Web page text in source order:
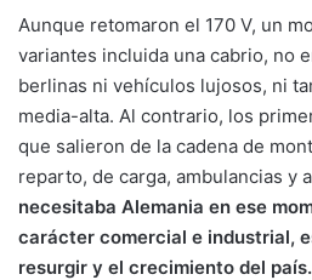
Aunque retomaron el 170 V, un
variantes incluida una cabrio, no
berlinas ni vehículos lujosos, ni
media-alta. Al contrario, los
que salieron de la cadena de
reparto, de carga, ambulancias y
necesitaba Alemania en ese
carácter comercial e industrial,
resurgir y el crecimiento del país.